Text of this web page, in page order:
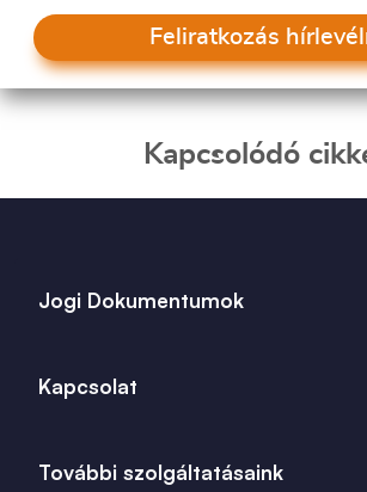
Feliratkozás
Kapcsolódó
Jogi Dokumentumok
Általános Szerződési Feltételek
Kapcsolat
info@bank360.hu
További szolgáltatásaink